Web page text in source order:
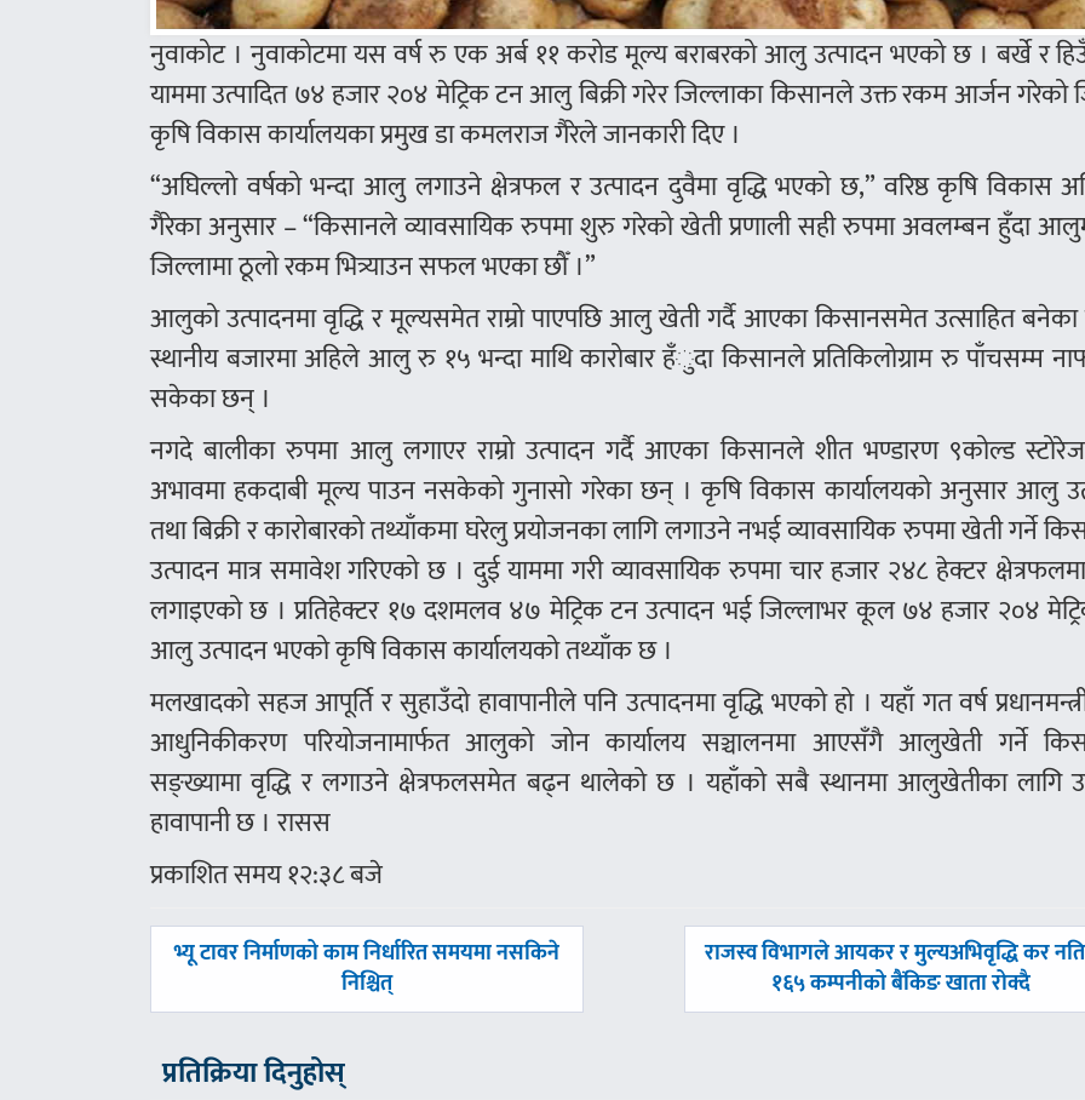
नुवाकोट । नुवाकोटमा यस वर्ष रु एक अर्ब ११ करोड मूल्य बराबरको आलु उत्पादन भएको छ । बर्खे र
याममा उत्पादित ७४ हजार २०४ मेट्रिक टन आलु बिक्री गरेर जिल्लाका किसानले उक्त रकम आर्जन गरेको
कृषि विकास कार्यालयका प्रमुख डा कमलराज गैरेले जानकारी दिए ।
“अघिल्लो वर्षको भन्दा आलु लगाउने क्षेत्रफल र उत्पादन दुवैमा वृद्धि भएको छ,” वरिष्ठ कृषि विकास
गैरेका अनुसार – “किसानले व्यावसायिक रुपमा शुरु गरेको खेती प्रणाली सही रुपमा अवलम्बन हुँदा
जिल्लामा ठूलो रकम भित्र्याउन सफल भएका छौँ ।”
आलुको उत्पादनमा वृद्धि र मूल्यसमेत राम्रो पाएपछि आलु खेती गर्दै आएका किसानसमेत उत्साहित
स्थानीय बजारमा अहिले आलु रु १५ भन्दा माथि कारोबार हँुदा किसानले प्रतिकिलोग्राम रु पाँचसम्म
सकेका छन् ।
नगदे बालीका रुपमा आलु लगाएर राम्रो उत्पादन गर्दै आएका किसानले शीत भण्डारण ९कोल्ड
अभावमा हकदाबी मूल्य पाउन नसकेको गुनासो गरेका छन् । कृषि विकास कार्यालयको अनुसार आलु
तथा बिक्री र कारोबारको तथ्याँकमा घरेलु प्रयोजनका लागि लगाउने नभई व्यावसायिक रुपमा खेती गर्ने
उत्पादन मात्र समावेश गरिएको छ । दुई याममा गरी व्यावसायिक रुपमा चार हजार २४८ हेक्टर
लगाइएको छ । प्रतिहेक्टर १७ दशमलव ४७ मेट्रिक टन उत्पादन भई जिल्लाभर कूल ७४ हजार २०४
आलु उत्पादन भएको कृषि विकास कार्यालयको तथ्याँक छ ।
मलखादको सहज आपूर्ति र सुहाउँदो हावापानीले पनि उत्पादनमा वृद्धि भएको हो । यहाँ गत वर्ष
आधुनिकीकरण परियोजनामार्फत आलुको जोन कार्यालय सञ्चालनमा आएसँगै आलुखेती गर्ने
सङ्ख्यामा वृद्धि र लगाउने क्षेत्रफलसमेत बढ्न थालेको छ । यहाँको सबै स्थानमा आलुखेतीका लागि
हावापानी छ । रासस
प्रकाशित समय १२:३८ बजे
पछिल्लाे
भ्यू टावर निर्माणको काम निर्धारित समयमा नसकिने
निश्चित्
अघिल्लाे
राजस्व विभागले आयकर र मुल्यअभिवृद्धि कर
१६५ कम्पनीको बैंकिङ खाता रोक्दै
प्रतिक्रिया दिनुहोस्